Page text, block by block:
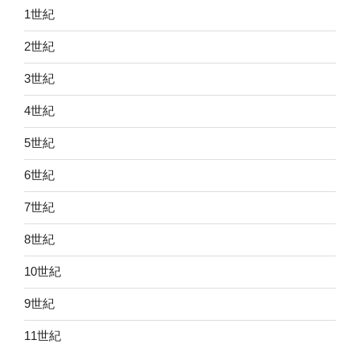
1世紀
2世紀
3世紀
4世紀
5世紀
6世紀
7世紀
8世紀
10世紀
9世紀
11世紀